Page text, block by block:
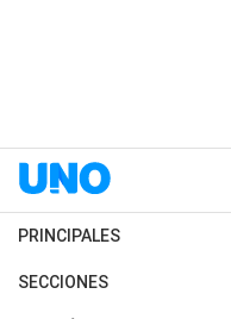
PRINCIPALES
Últimas Noticias
SECCIONES